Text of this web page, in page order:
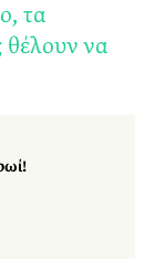
τα
θέλουν να